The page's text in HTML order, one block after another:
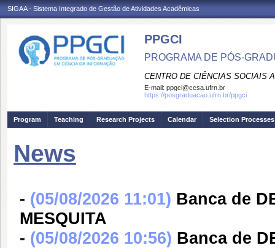
SIGAA - Sistema Integrado de Gestão de Atividades Acadêmicas
PPGCI
PROGRAMA DE PÓS-
CENTRO DE CIÊNCIAS SOCIAIS
E-mail: ppgci@ccsa.ufrn.br
https://posgraduacao.ufrn.br/ppgci
Program Teaching Research Projects Calendar Selection Processes
News
- (05/08/2026 11:01) Banca de
MESQUITA
- (05/08/2026 10:56) Banca de